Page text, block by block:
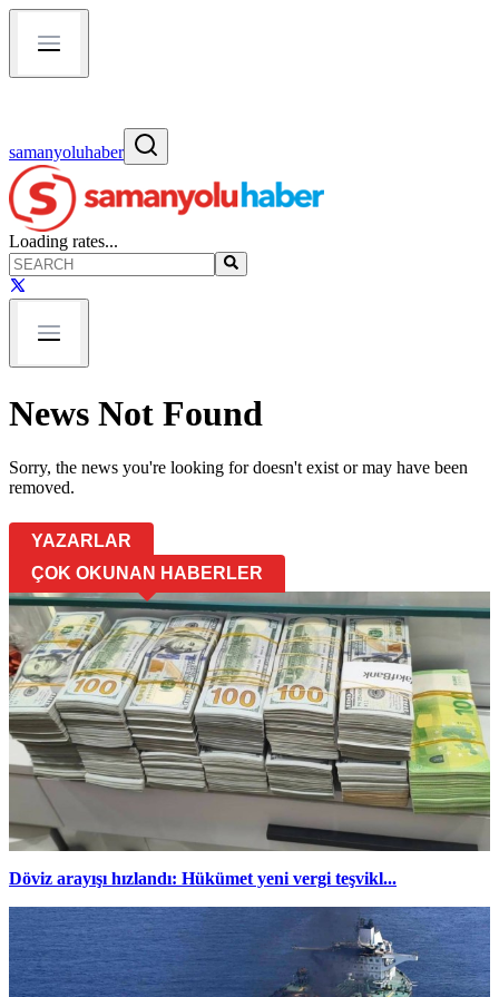
samanyoluhaber
Loading rates...
News Not Found
Sorry, the news you're looking for doesn't exist or may have been
removed.
YAZARLAR
ÇOK OKUNAN HABERLER
Döviz arayışı hızlandı: Hükümet yeni vergi teşvikl...